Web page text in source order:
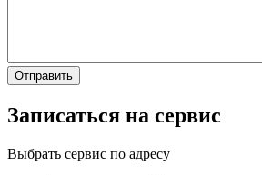
Записаться на сервис
Выбрать сервис по адресу